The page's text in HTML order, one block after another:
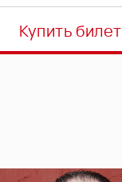
Купить билет